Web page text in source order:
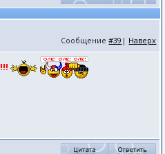
Сообщение#39 | Наверх